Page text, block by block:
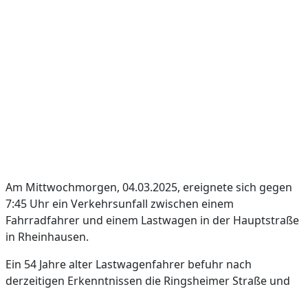
Am Mittwochmorgen, 04.03.2025, ereignete sich gegen
7:45 Uhr ein Verkehrsunfall zwischen einem
Fahrradfahrer und einem Lastwagen in der Hauptstraße
in Rheinhausen.
Ein 54 Jahre alter Lastwagenfahrer befuhr nach
derzeitigen Erkenntnissen die Ringsheimer Straße und